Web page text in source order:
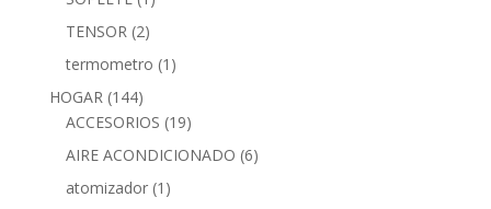
TENSOR (2)
termometro (1)
HOGAR (144)
ACCESORIOS (19)
AIRE ACONDICIONADO (6)
atomizador (1)